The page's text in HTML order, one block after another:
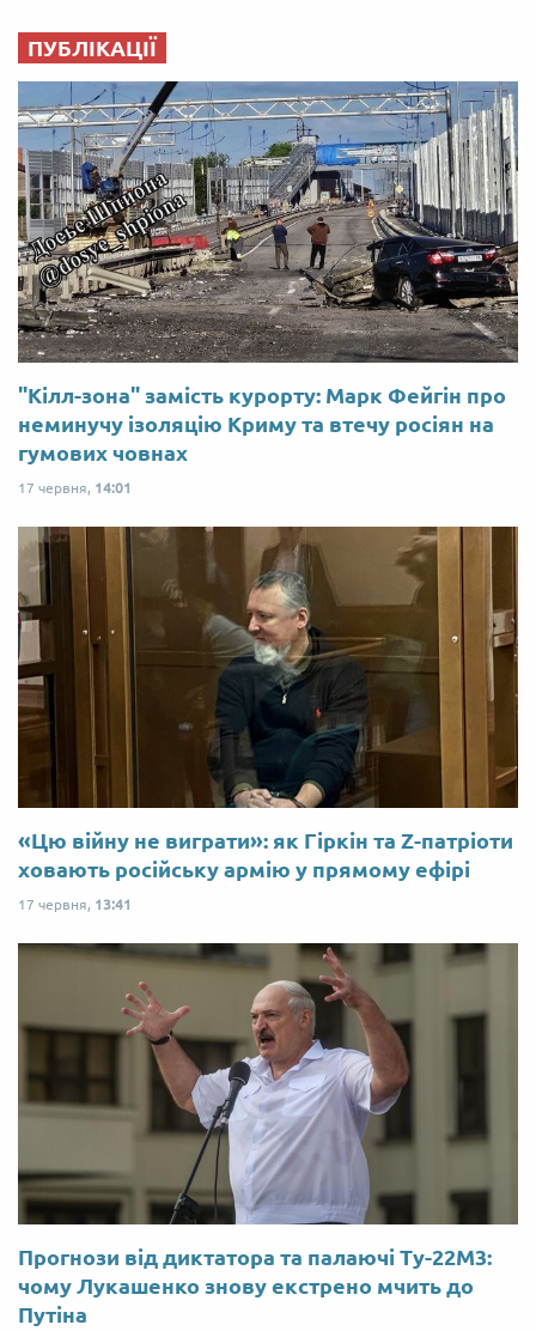
ПУБЛІКАЦІЇ
"Кілл-зона" замість курорту: Марк Фейгін про
неминучу ізоляцію Криму та втечу росіян на
гумових човнах
17 червня, 14:01
«Цю війну не виграти»: як Гіркін та Z-патріоти
ховають російську армію у прямому ефірі
17 червня, 13:41
Прогнози від диктатора та палаючі Ту-22М3:
чому Лукашенко знову екстрено мчить до
Путіна